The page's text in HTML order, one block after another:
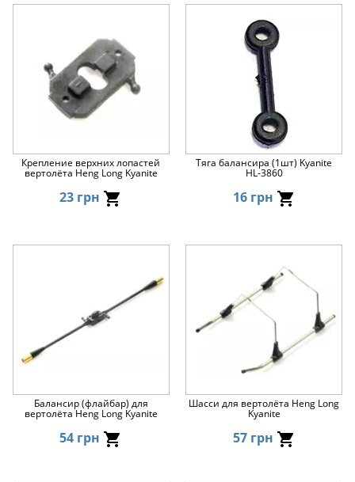
Крепление верхних лопастей
вертолёта Heng Long Kyanite
23 грн
Тяга балансира (1шт) Kyanite
HL-3860
16 грн
Балансир (флайбар) для
вертолёта Heng Long Kyanite
54 грн
Шасси для вертолёта Heng Long
Kyanite
57 грн